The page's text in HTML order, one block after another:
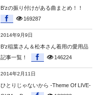
B’zの振り付けがある曲まとめ！！
169287
2014年9月9日
B’z稲葉さん＆松本さん着用の愛用品
記事一覧！
146224
2014年2月11日
ひとりじゃないから -Theme Of LIVE-